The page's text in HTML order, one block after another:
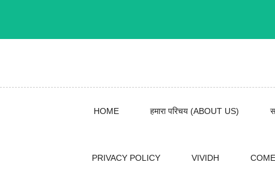
HOME हमारा परिचय (ABOUT US)
PRIVACY POLICY VIVIDH